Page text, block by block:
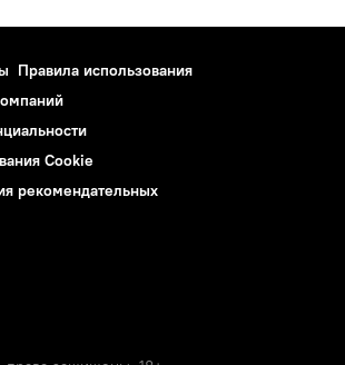
Правила использования
Cookie
рекомендательных